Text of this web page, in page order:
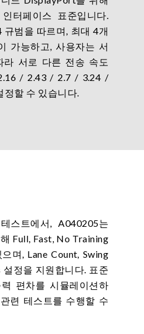
터페이스 표준입니다.
범을 따르며, 최대 4개
가능하고, 사용자는 서
라 서로 다른 전송 속도
/ 2.43 / 2.7 / 3.24 /
정할 수 있습니다.
스트에서, A040205는
Full, Fast, No Training
며, Lane Count, Swing
설정을 지원합니다. 표준
편차를 시뮬레이션하
련 테스트를 수행할 수